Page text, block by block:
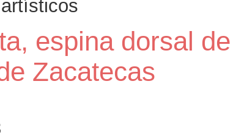
espina dorsal de
Zacatecas